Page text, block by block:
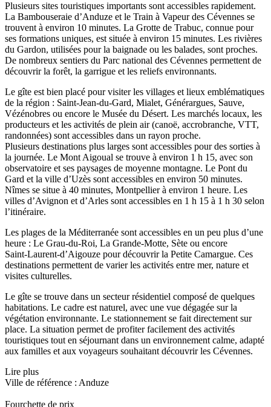
Plusieurs sites touristiques importants sont accessibles rapidement.
La Bambouseraie d’Anduze et le Train à Vapeur des Cévennes se
trouvent à environ 10 minutes. La Grotte de Trabuc, connue pour
ses formations uniques, est située à environ 15 minutes. Les rivières
du Gardon, utilisées pour la baignade ou les balades, sont proches.
De nombreux sentiers du Parc national des Cévennes permettent de
découvrir la forêt, la garrigue et les reliefs environnants.
Le gîte est bien placé pour visiter les villages et lieux emblématiques
de la région : Saint‑Jean‑du‑Gard, Mialet, Générargues, Sauve,
Vézénobres ou encore le Musée du Désert. Les marchés locaux, les
producteurs et les activités de plein air (canoë, accrobranche, VTT,
randonnées) sont accessibles dans un rayon proche.
Plusieurs destinations plus larges sont accessibles pour des sorties à
la journée. Le Mont Aigoual se trouve à environ 1 h 15, avec son
observatoire et ses paysages de moyenne montagne. Le Pont du
Gard et la ville d’Uzès sont accessibles en environ 50 minutes.
Nîmes se situe à 40 minutes, Montpellier à environ 1 heure. Les
villes d’Avignon et d’Arles sont accessibles en 1 h 15 à 1 h 30 selon
l’itinéraire.
Les plages de la Méditerranée sont accessibles en un peu plus d’une
heure : Le Grau‑du‑Roi, La Grande‑Motte, Sète ou encore
Saint‑Laurent‑d’Aigouze pour découvrir la Petite Camargue. Ces
destinations permettent de varier les activités entre mer, nature et
visites culturelles.
Le gîte se trouve dans un secteur résidentiel composé de quelques
habitations. Le cadre est naturel, avec une vue dégagée sur la
végétation environnante. Le stationnement se fait directement sur
place. La situation permet de profiter facilement des activités
touristiques tout en séjournant dans un environnement calme, adapté
aux familles et aux voyageurs souhaitant découvrir les Cévennes.
Lire plus
Ville de référence : Anduze
Fourchette de prix